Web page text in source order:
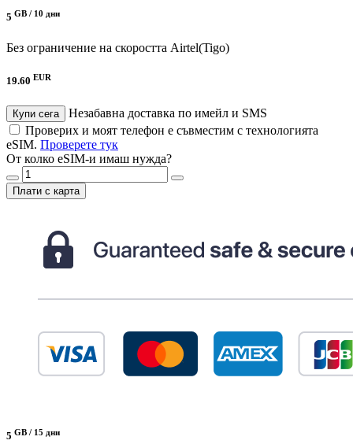
5 GB / 10 дни
Без ограничение на скоростта Airtel(Tigo)
19.60 EUR
Купи сега
Незабавна доставка по имейл и SMS
Проверих и моят телефон е съвместим с технологията
eSIM. Проверете тук
От колко eSIM-и имаш нужда?
Плати с карта
5 GB / 15 дни